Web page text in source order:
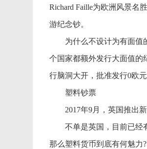
Richard Faille为欧洲风景名
游纪念钞。
为什么不设计为有面值的
个国家都额外发行大面值的
行脑洞大开，批准发行0欧
塑料钞票
2017年9月，英国推出新
不单是英国，目前已经有
那么塑料货币到底有何魅力?